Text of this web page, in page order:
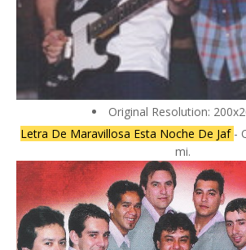
Original Resolution:
Letra De Maravillosa Esta Noche De Jaf -
mi.